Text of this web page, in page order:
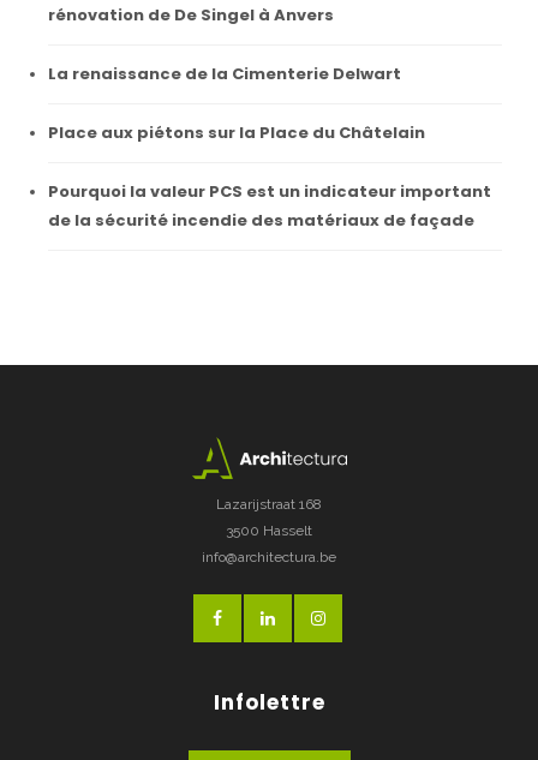
rénovation de De Singel à Anvers
La renaissance de la Cimenterie Delwart
Place aux piétons sur la Place du Châtelain
Pourquoi la valeur PCS est un indicateur important
de la sécurité incendie des matériaux de façade
Lazarijstraat 168
3500 Hasselt
info@architectura.be
Infolettre